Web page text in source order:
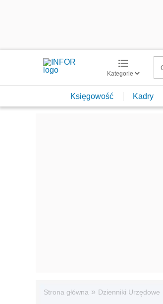
Kategorie
Księgowość Kadry
Strona główna » Dzienniki Urzędowe